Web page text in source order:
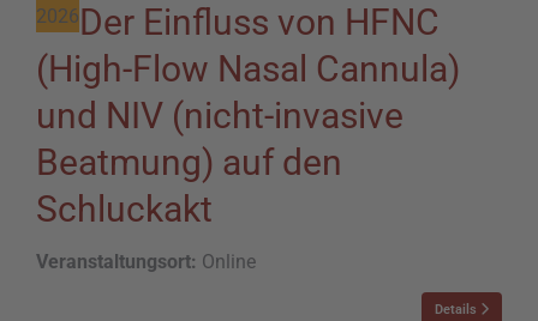
2026Der Einfluss von HFNC
(High-Flow Nasal Cannula)
und NIV (nicht-invasive
Beatmung) auf den
Schluckakt
Veranstaltungsort: Online
Details